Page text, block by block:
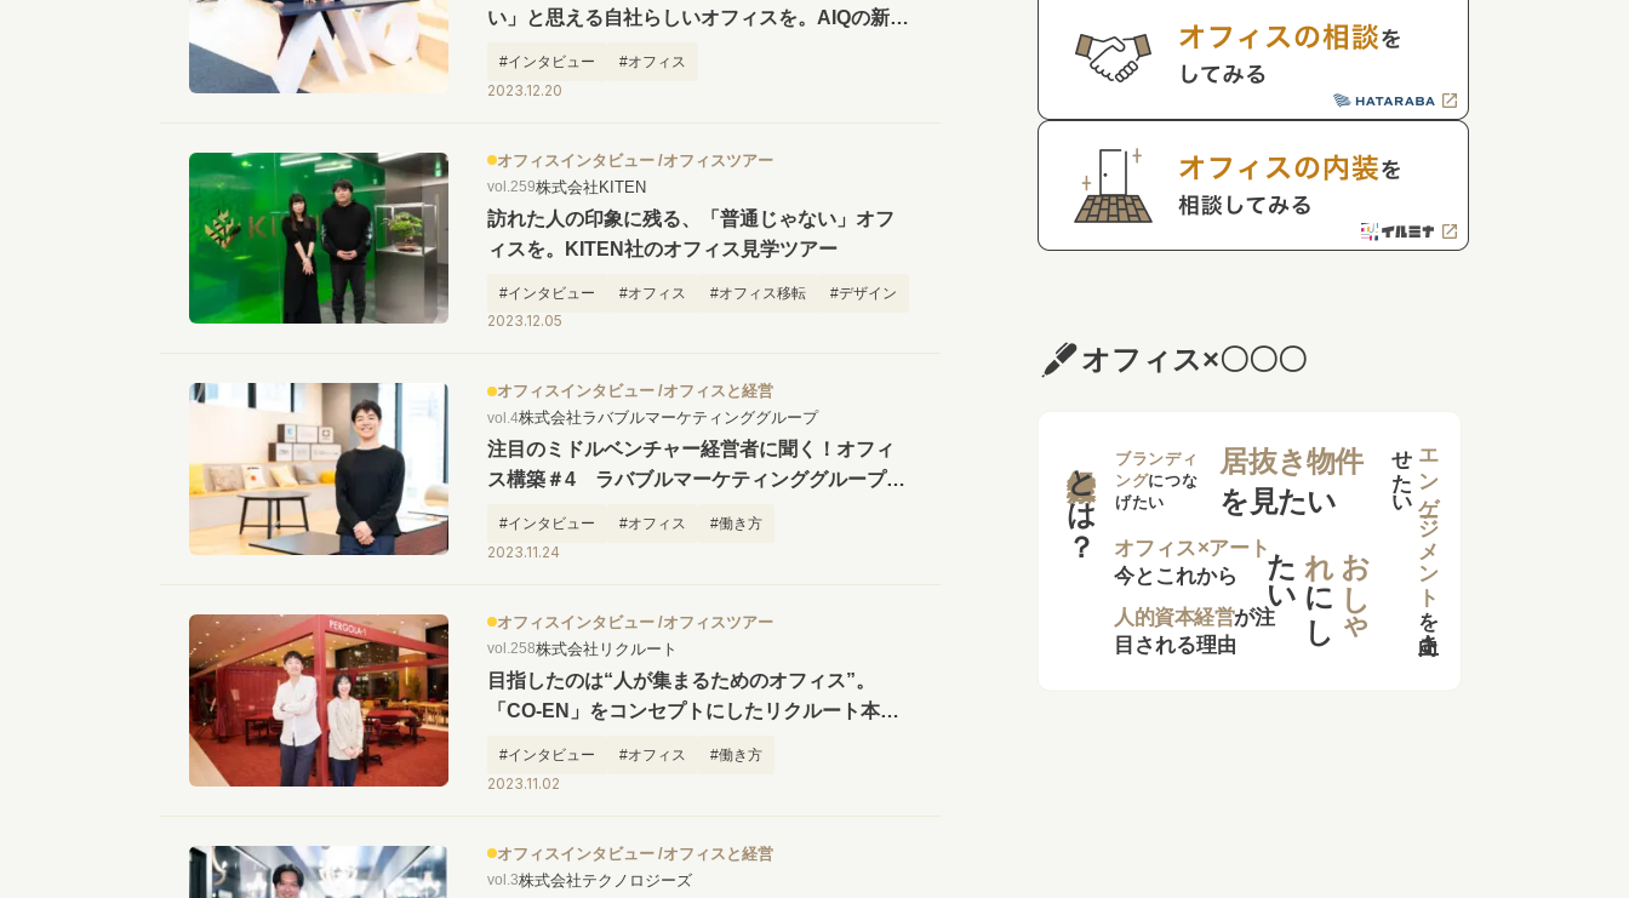
い」と思える自社らしいオフィスを。AIQの新オ
#インタビュー #オフィス
2023.12.20
オフィスインタビュー オフィスツアー
vol.259株式会社KITEN
訪れた人の印象に残る、「普通じゃない」オフ
ィスを。KITEN社のオフィス見学ツアー
#インタビュー #オフィス #オフィス移転 #デザイン
2023.12.05
オフィスインタビュー オフィスと経営
vol.4株式会社ラバブルマーケティンググループ
注目のミドルベンチャー経営者に聞く！オフィ
ス構築＃4 ラバブルマーケティンググループ社
#インタビュー #オフィス #働き方
2023.11.24
オフィスインタビュー オフィスツアー
vol.258株式会社リクルート
目指したのは“人が集まるためのオフィス”。
「CO-EN」をコンセプトにしたリクルート本社
#インタビュー #オフィス #働き方
2023.11.02
オフィスインタビュー オフィスと経営
vol.3株式会社テクノロジーズ
オフィス×〇〇〇
とは？
ブランディ
ングにつな
げたい
居抜き物件
を見たい
オフィス×アート
今とこれから
人的資本経営が注
目される理由
お
し
ゃ
れ
に
し
た
い エンゲージメント
を
向上さ
せ
た
い